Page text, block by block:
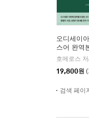
오디세이
스어 완역
19,800원
검색 페이